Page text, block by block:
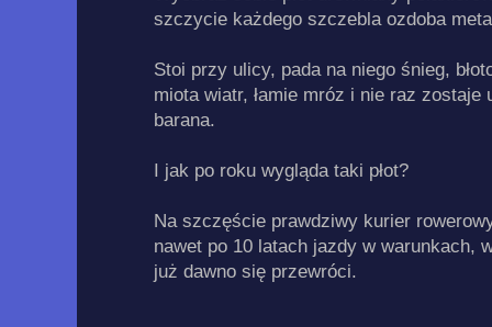
szczycie każdego szczebla ozdoba
Stoi przy ulicy, pada na niego śnieg,
miota wiatr, łamie mróz i nie raz
barana.
I jak po roku wygląda taki płot?
Na szczęście prawdziwy kurier
nawet po 10 latach jazdy w warunkach,
już dawno się przewróci.